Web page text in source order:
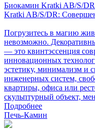
Биокамин Kratki AB/S/DR
Kratki AB/S/DR:
Погрузитесь в магию
невозможно.
— это квинтэссенция
инновационных
эстетику, минимализм и
инженерных систем,
квартиры, офиса или
скульптурный объект,
Подробнее
Печь-Камин